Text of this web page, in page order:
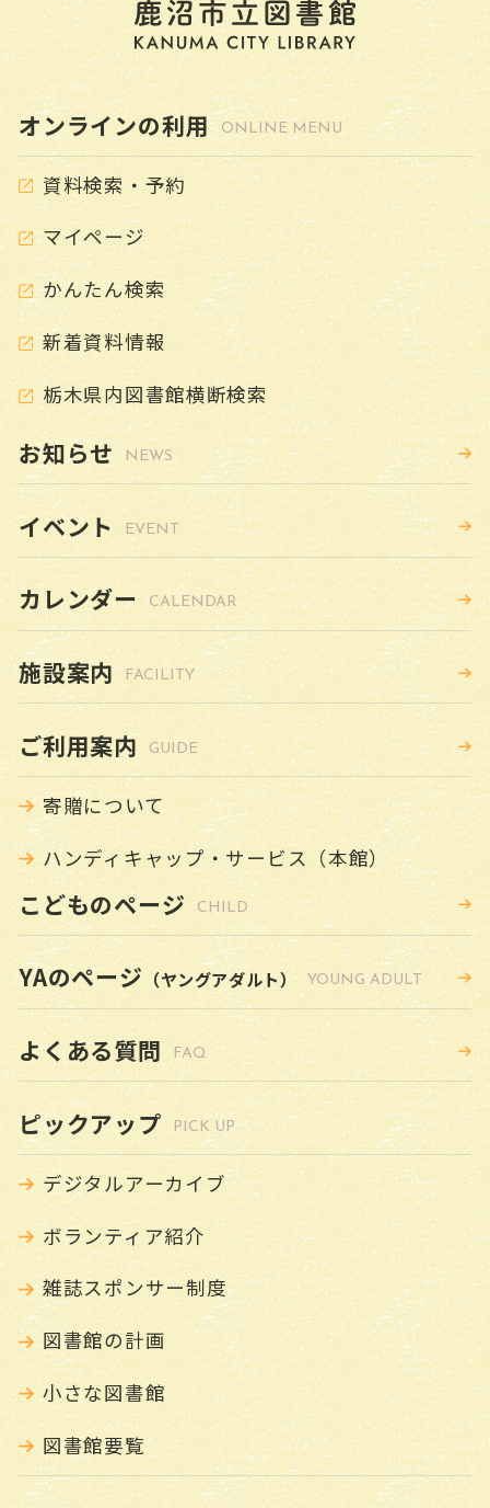
ご利用案内 GUIDE
寄贈について
ハンディキャップ・サービス（本館）
こどものページ CHILD
YAのページ（ヤングアダルト） YOUNG ADULT
よくある質問 FAQ
ピックアップ PICK UP
デジタルアーカイブ
ボランティア紹介
雑誌スポンサー制度
図書館の計画
小さな図書館
図書館要覧
お問い合わせ
予約リクエストフォーム
オンラインの利用 ONLINE MENU
資料検索・予約
マイページ
かんたん検索
新着資料情報
栃木県内図書館横断検索
お知らせ NEWS
イベント EVENT
カレンダー CALENDAR
施設案内 FACILITY
ご利用案内 GUIDE
寄贈について
ハンディキャップ・サービス（本館）
こどものページ CHILD
YAのページ（ヤングアダルト） YOUNG ADULT
よくある質問 FAQ
ピックアップ PICK UP
デジタルアーカイブ
ボランティア紹介
雑誌スポンサー制度
図書館の計画
小さな図書館
図書館要覧